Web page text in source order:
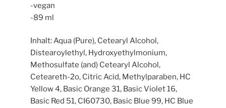
-vegan
-89 ml
Inhalt: Aqua (Pure), Cetearyl Alcohol,
Distearoylethyl, Hydroxyethylmonium,
Methosulfate (and) Cetearyl Alcohol,
Ceteareth-2o, Citric Acid, Methylparaben, HC
Yellow 4, Basic Orange 31, Basic Violet 16,
Basic Red 51, CI60730, Basic Blue 99, HC Blue